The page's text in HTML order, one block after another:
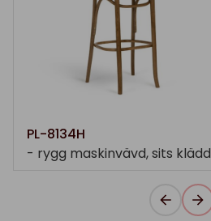
PL-8134H
- rygg maskinvävd, sits klädd